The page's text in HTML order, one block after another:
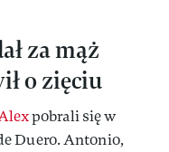
za mąż
o zięciu
pobrali się w
Duero. Antonio,